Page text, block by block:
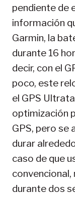
pendiente de
información
Garmin, la
durante 16
decir, con el
poco, este
el GPS
optimización
GPS, pero se
durar
caso de que
durante dos